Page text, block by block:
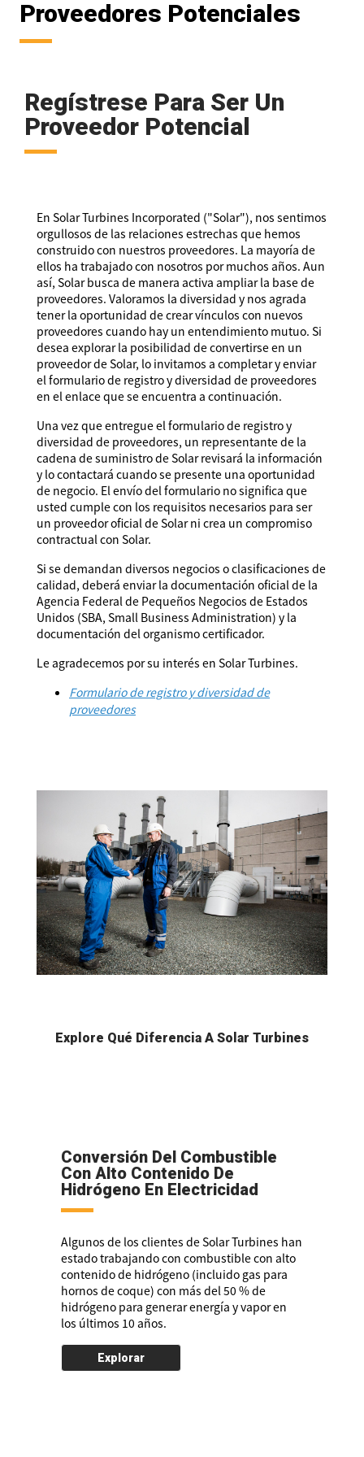
Proveedores Potenciales
Regístrese Para Ser Un
Proveedor Potencial
En Solar Turbines Incorporated ("Solar"), nos sentimos
orgullosos de las relaciones estrechas que hemos
construido con nuestros proveedores. La mayoría de
ellos ha trabajado con nosotros por muchos años. Aun
así, Solar busca de manera activa ampliar la base de
proveedores. Valoramos la diversidad y nos agrada
tener la oportunidad de crear vínculos con nuevos
proveedores cuando hay un entendimiento mutuo. Si
desea explorar la posibilidad de convertirse en un
proveedor de Solar, lo invitamos a completar y enviar
el formulario de registro y diversidad de proveedores
en el enlace que se encuentra a continuación.
Una vez que entregue el formulario de registro y
diversidad de proveedores, un representante de la
cadena de suministro de Solar revisará la información
y lo contactará cuando se presente una oportunidad
de negocio. El envío del formulario no significa que
usted cumple con los requisitos necesarios para ser
un proveedor oficial de Solar ni crea un compromiso
contractual con Solar.
Si se demandan diversos negocios o clasificaciones de
calidad, deberá enviar la documentación oficial de la
Agencia Federal de Pequeños Negocios de Estados
Unidos (SBA, Small Business Administration) y la
documentación del organismo certificador.
Le agradecemos por su interés en Solar Turbines.
Formulario de registro y diversidad de
proveedores
Explore Qué Diferencia A Solar Turbines
Conversión Del Combustible
Con Alto Contenido De
Hidrógeno En Electricidad
Algunos de los clientes de Solar Turbines han
estado trabajando con combustible con alto
contenido de hidrógeno (incluido gas para
hornos de coque) con más del 50 % de
hidrógeno para generar energía y vapor en
los últimos 10 años.
Explorar